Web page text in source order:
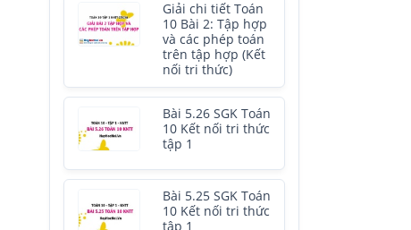
Giải chi tiết Toán
10 Bài 2: Tập hợp
và các phép toán
trên tập hợp (Kết
nối tri thức)
Bài 5.26 SGK Toán
10 Kết nối tri thức
tập 1
Bài 5.25 SGK Toán
10 Kết nối tri thức
tập 1